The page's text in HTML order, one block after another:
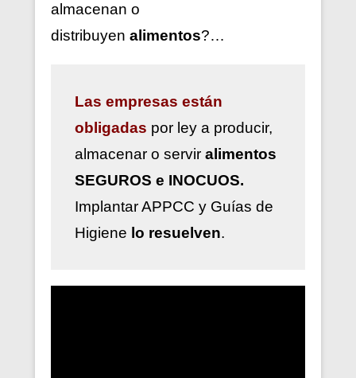
almacenan o
distribuyen alimentos?…
Las empresas están
obligadas por ley a producir,
almacenar o servir alimentos
SEGUROS e INOCUOS.
ImplantarAPPCC y Guías de
Higiene lo resuelven.